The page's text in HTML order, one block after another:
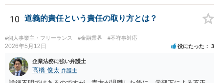
10 道義的責任という責任の取り方とは？
#個人事業主・フリーランス #金融業界 #不祥事対応
2026年5月12日 役にたった 3
企業法務に強い弁護士
髙橋 俊太 弁護士